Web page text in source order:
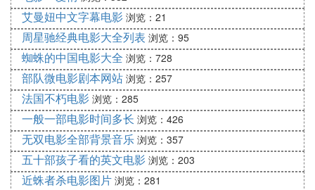
主人公安迪有才华并且积极乐观，在监狱中把知识分
享给大家，不放弃任何一个机会，并为之不断努力，
即使希望渺茫甚至没有。 他是说在肖申克最不缺的
就是时间。 做有意义的事和自由对他们来说都是一
种非常遥不可及的梦，在监狱中救赎自己，最后被改
造离不开那个地方。
安迪和那个高墙内所有损害与被损害，侮辱与被侮辱
的群体们，都得到了救赎。包括那个臭名昭著的监狱
长，也以伏罪的方式完成了救赎。
艾曼妞中文字幕电影 浏览：21
周星驰经典电影大全列表 浏览：95
蜘蛛的中国电影大全 浏览：728
部队微电影剧本网站 浏览：257
法国不朽电影 浏览：285
一般一部电影时间多长 浏览：426
无双电影全部背景音乐 浏览：357
五十部孩子看的英文电影 浏览：203
近蛛者杀电影图片 浏览：281